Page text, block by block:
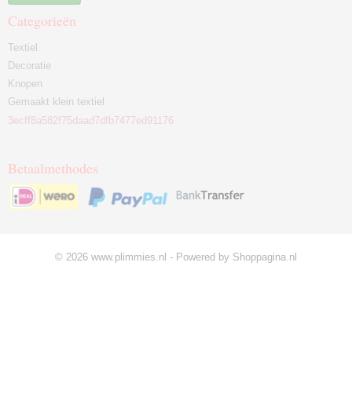
Categorieën
Textiel
Decoratie
Knopen
Gemaakt klein textiel
3ecff8a582f75daad7dfb7477ed91176
Betaalmethodes
© 2026 www.plimmies.nl - Powered by Shoppagina.nl